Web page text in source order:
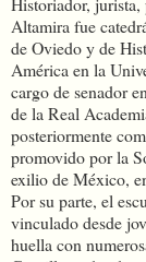
Altamira fue
de Oviedo y de
América en la
cargo de senador
de la Real
posteriormente
promovido por la
exilio de México,
Por su parte, el
vinculado desde
huella con